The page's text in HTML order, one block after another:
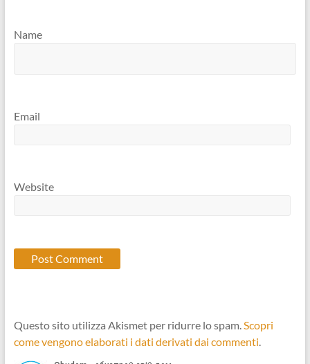
Name
Email
Website
Questo sito utilizza Akismet per ridurre lo spam.Scopri
come vengono elaborati i dati derivati dai commenti.